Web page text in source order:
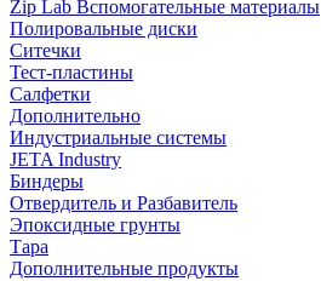
Zip Lab Вспомогательные материалы
Полировальные диски
Ситечки
Тест-пластины
Салфетки
Дополнительно
Индустриальные системы
JETA Industry
Биндеры
Отвердитель и Разбавитель
Эпоксидные грунты
Тара
Дополнительные продукты